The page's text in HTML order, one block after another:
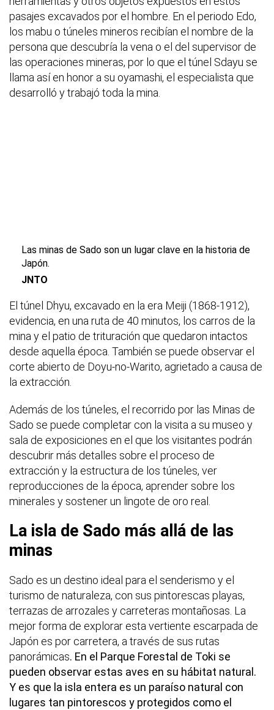
pasajes excavados por el hombre. En el periodo Edo,
los mabu o túneles mineros recibían el nombre de la
persona que descubría la vena o el del supervisor de
las operaciones mineras, por lo que el túnel Sdayu se
llama así en honor a su oyamashi, el especialista que
desarrolló y trabajó toda la mina.
Las minas de Sado son un lugar clave en la historia de
Japón.
JNTO
El túnel Dhyu, excavado en la era Meiji (1868-1912),
evidencia, en una ruta de 40 minutos, los carros de la
mina y el patio de trituración que quedaron intactos
desde aquella época. También se puede observar el
corte abierto de Doyu-no-Warito, agrietado a causa de
la extracción.
Además de los túneles, el recorrido por las Minas de
Sado se puede completar con la visita a su museo y
sala de exposiciones en el que los visitantes podrán
descubrir más detalles sobre el proceso de
extracción y la estructura de los túneles, ver
reproducciones de la época, aprender sobre los
minerales y sostener un lingote de oro real.
La isla de Sado más allá de las
minas
Sado es un destino ideal para el senderismo y el
turismo de naturaleza, con sus pintorescas playas,
terrazas de arrozales y carreteras montañosas. La
mejor forma de explorar esta vertiente escarpada de
Japón es por carretera, a través de sus rutas
panorámicas. En el Parque Forestal de Toki se
pueden observar estas aves en su hábitat natural.
Y es que la isla entera es un paraíso natural con
lugares tan pintorescos y protegidos como el